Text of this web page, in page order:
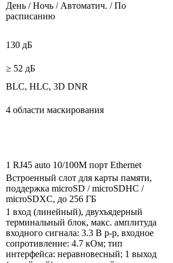
День / Ночь / Автоматич. / По
расписанию
130 дБ
≥ 52 дБ
BLC, HLC, 3D DNR
4 области маскирования
1 RJ45 auto 10/100M порт Ethernet
Встроенный слот для карты памяти,
поддержка microSD / microSDHC /
microSDXC, до 256 ГБ
1 вход (линейный), двухъядерный
терминальный блок, макс. амплитуда
входного сигнала: 3.3 В p-p, входное
сопротивление: 4.7 кОм; тип
интерфейса: неравновесный; 1 выход